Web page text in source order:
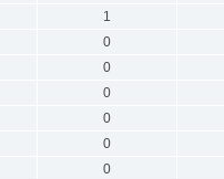
1
0
0
0
0
0
0